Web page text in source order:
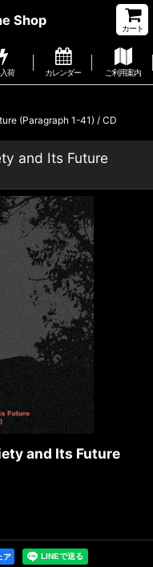
Shop
カート
荷 カレンダー ご利用案内
(Paragraph 1-41) / CD
and Its Future
and Its Future
ア